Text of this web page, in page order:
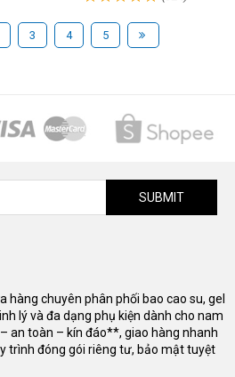
3 4 5
SUBMIT
hàng chuyên phân phối bao cao su, gel
lý và đa dạng phụ kiện dành cho nam
an toàn – kín đáo**, giao hàng nhanh
trình đóng gói riêng tư, bảo mật tuyệt